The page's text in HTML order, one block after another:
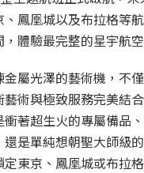
鳳凰城以及布拉格等
體驗最完整的星宇航
屬光澤的藝術機，不
術與極致服務完美結
著超生火的專屬備品
還是單純想朝聖大師級
東京、鳳凰城或布拉